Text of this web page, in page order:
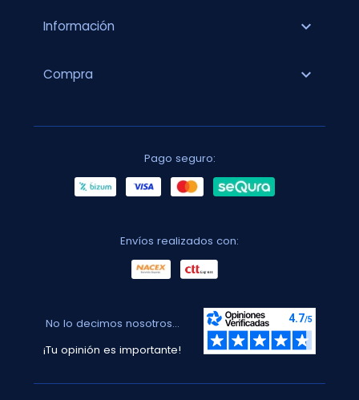
Información expand_more
Compra expand_more
Pago seguro:
Envíos realizados con:
No lo decimos nosotros...
¡Tu opinión es importante!